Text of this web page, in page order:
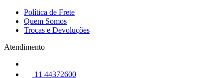
Política de Frete
Quem Somos
Trocas e Devoluções
Atendimento
11 44372600